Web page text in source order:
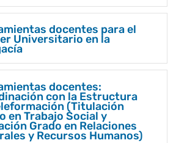
docentes para el
Universitario en la
docentes:
con la Estructura
(Titulación
en Trabajo Social y
Grado en Relaciones
y Recursos Humanos)